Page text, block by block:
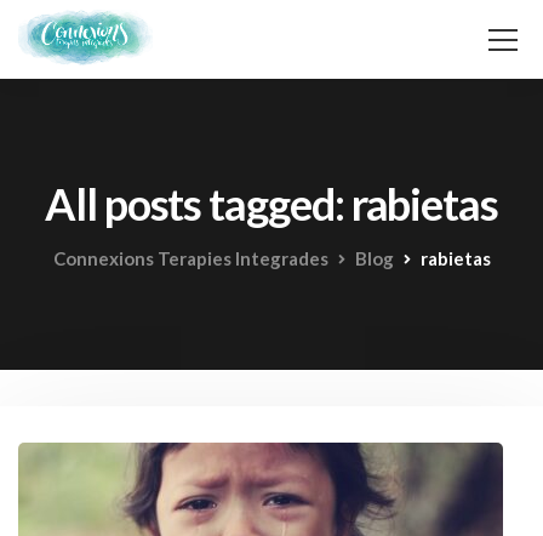
All posts tagged: rabietas
Connexions Terapies Integrades Blog rabietas